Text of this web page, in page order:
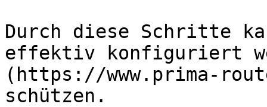
Durch diese Schritte
effektiv konfiguriert
(https://www.prima-
schützen.